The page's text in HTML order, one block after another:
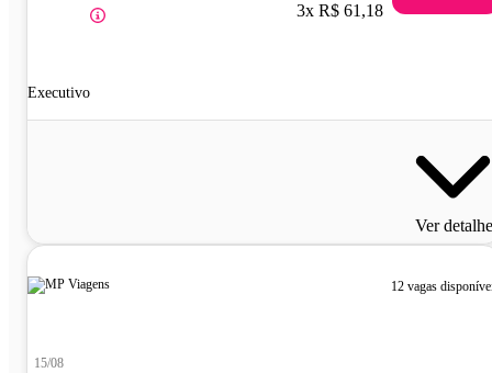
Executivo
3x R$ 61,18
Ver
12 vagas
15/08